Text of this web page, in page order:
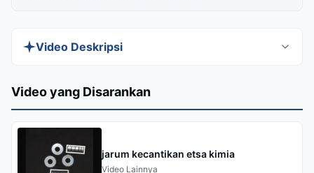
Video Deskripsi
Discover XHS Chemical Etching Manufacturer's
hardware. Our advanced etching technology
delivers intricate, durable designs with superior
Video yang Disarankan
jarum kecantikan etsa kimia
Video Lainnya